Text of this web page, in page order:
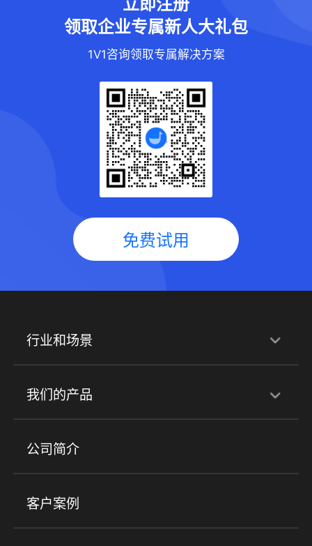
领取企业专属新人大礼包
1V1咨询领取专属解决方案
免费试用
行业和场景
行业解决方案
培训机构 职业技能培训 兴趣培训
金融行业
我们的产品
产品
小程序商城 ERP 企微SCRM
社群圈子
公司简介
客户案例